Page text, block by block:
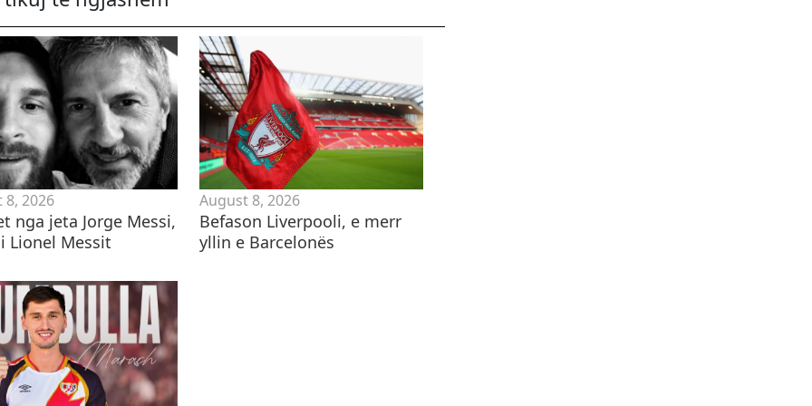
8, 2026
nga jeta Jorge Messi,
Lionel Messit
August 8, 2026
Befason Liverpooli, e merr
yllin e Barcelonës